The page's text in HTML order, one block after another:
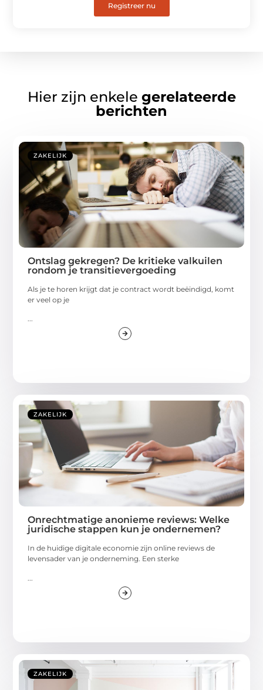
Registreer nu
Hier zijn enkele gerelateerde
berichten
ZAKELIJK
Ontslag gekregen? De kritieke valkuilen
rondom je transitievergoeding
Als je te horen krijgt dat je contract wordt beëindigd, komt
er veel op je
...
ZAKELIJK
Onrechtmatige anonieme reviews: Welke
juridische stappen kun je ondernemen?
In de huidige digitale economie zijn online reviews de
levensader van je onderneming. Een sterke
ZAKELIJK